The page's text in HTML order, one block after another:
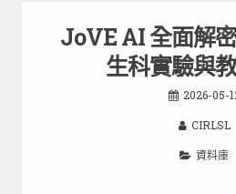
JoVE AI 全面解
生科實驗與
2026-05-
CIRLSL
資料庫